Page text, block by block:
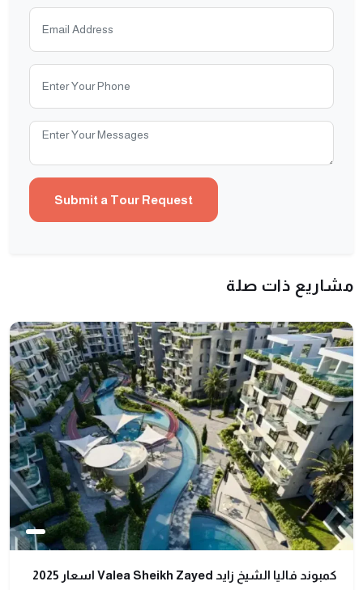
مشاريع ذات صلة
كمبوند فاليا الشيخ زايد Valea Sheikh Zayed اسعار 2025